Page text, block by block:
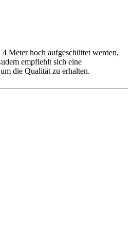
Meter hoch aufgeschüttet werden,
empfiehlt sich eine
die Qualität zu erhalten.